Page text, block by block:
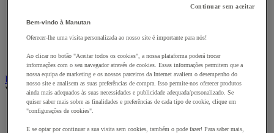
Cabo Elétrico
Equipamento de Quadro Elétrico
Tomada e interruptor
Ferramentas Elétricas
Ver todas as categorias
Ferramentas elétricas portáteis com fios
Continuar sem aceitar
Bem-vindo à Manutan
Oferecer-lhe uma visita personalizada ao nosso site é importante para nós!
Ao clicar no botão "Aceitar todos os cookies", a nossa plataforma poderá trocar
informações com o seu navegador através de cookies. Essas informações permitem que a
nossa equipa de marketing e os nossos parceiros da Internet avaliem o desempenho do
nosso site e analisem as suas preferências de compra. Isso permite-nos oferecer produtos
ainda mais adequados às suas necessidades e publicidade adequada/personalizado. Se
quiser saber mais sobre as finalidades e preferências de cada tipo de cookie, clique em
"configurações de cookies".
E se optar por continuar a sua visita sem cookies, também o pode fazer! Para saber mais,